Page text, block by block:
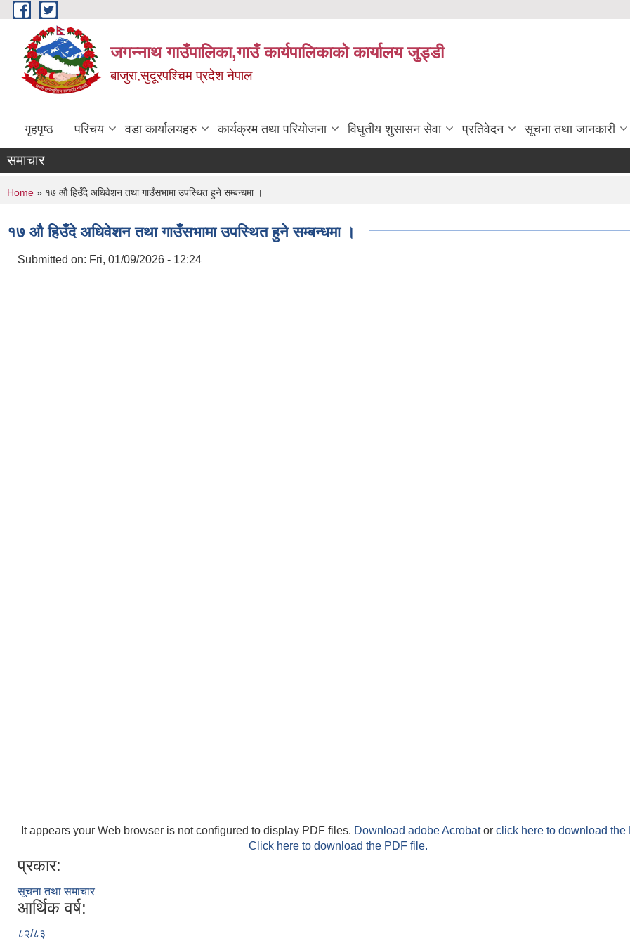
Skip to main content
जगन्नाथ गाउँपालिका,गाउँ कार्यपालिकाको कार्यालय जुड्डी
बाजुरा,सुदूरपश्चिम प्रदेश नेपाल
गृहपृष्ठ परिचय वडा कार्यालयहरु कार्यक्रम तथा परियोजना विधुतीय शुसासन सेवा प्रतिवेदन सूचना तथा जानकारी
समाचार
You are here
Home » १७ ‍औ हिउँदे अधिवेशन तथा गाउँसभामा उपस्थित हुने सम्बन्धमा ।
१७ ‍औ हिउँदे अधिवेशन तथा गाउँसभामा उपस्थित हुने सम्बन्धमा ।
Submitted on: Fri, 01/09/2026 - 12:24
It appears your Web browser is not configured to display PDF files. Download adobe Acrobator click here to download the
Click here to download the PDF file.
प्रकार:
सूचना तथा समाचार
आर्थिक वर्ष:
८२/८३